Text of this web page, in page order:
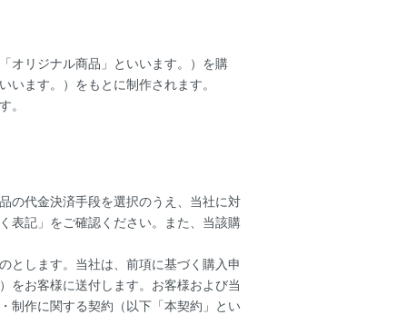
オリジナル商品」といいます。）を購
ます。）をもとに制作されます。
。
の代金決済手段を選択のうえ、当社に対
表記 」をご確認ください。また、当該購
とします。当社は、前項に基づく購入申
をお客様に送付します。お客様および当
制作に関する契約（以下「本契約」とい